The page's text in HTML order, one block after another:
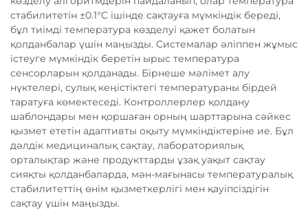
стабилитетін ±0.1°C ішінде сақтауға мүмкіндік береді,
бұл тиімді температура көзделуі қажет болатын
қолданбалар үшін маңызды. Системалар әліппен жұмыс
істеуге мүмкіндік беретін ырыс температура
сенсорларын қолданады. Бірнеше мәлімет алу
нүктелері, сулық кеңістіктегі температураны бірдей
таратуға көмектеседі. Контроллерлер қолдану
шаблондары мен қоршаған орның шарттарына сәйкес
қызмет ететін адаптивты оқыту мүмкіндіктеріне ие. Бұл
дәлдік медициналық сақтау, лабораториялық
орталықтар және продукттарды ұзақ уақыт сақтау
сияқты қолданбаларда, мән-мағынасы температуралық
стабилитеттің өнім қызметкерлігі мен қауіпсіздігін
сақтау үшін маңызды.